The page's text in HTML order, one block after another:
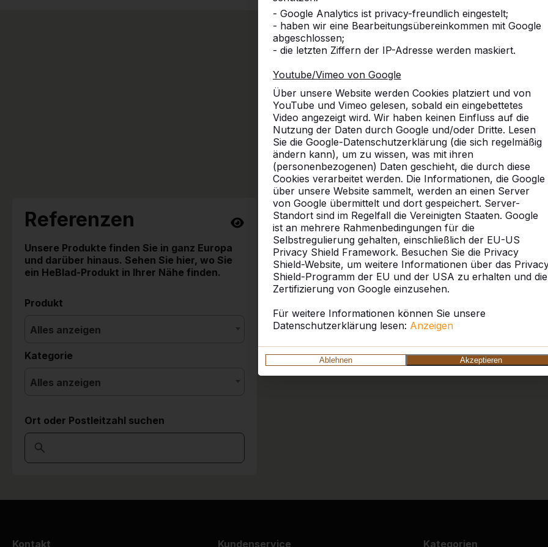
- Google Analytics ist privacy-freundlich eingestelt;
- haben wir eine Bearbeitungsübereinkommen mit Google
abgeschlossen;
- die letzten Ziffern der IP-Adresse werden maskiert.
Youtube/Vimeo von Google
Über unsere Website werden Cookies platziert und von
YouTube und Vimeo gelesen, sobald ein eingebettetes
Video angezeigt wird. Wir haben keinen Einfluss auf die
Nutzung der Daten durch Google und/oder Dritte. Lesen
Sie die Google-Datenschutzerklärung (die sich regelmäßig
ändern kann), um zu wissen, was mit ihren
(personenbezogenen) Daten geschieht, die durch diese
Cookies verarbeitet werden. Die Informationen, die Google
über unsere Website sammelt, werden an einen Server
von Google übermittelt und dort gespeichert. Server-
Standort sind im Regelfall die Vereinigten Staaten. Google
ist an mehrere Rahmenbedingungen für die
Selbstregulierung gehalten, einschließlich der EU-US
Privacy Shield Framework. Besuchen Sie die Privacy
Shield-Website, um weitere Informationen über das
Shield-Programm der EU und der USA zu erhalten und die
Zertifizierung von Google einzusehen.
Für weitere Informationen können Sie unsere
Datenschutzerklärung lesen: Anzeigen
Ablehnen Akzeptieren
dieses war die erste
Gabi Baxpehler
10
Die Tischgruppen stehen
sehr gut angenommen.
Picknicksets.
Grundschule
10
Wir sind ganz begeistert
Die Anlieferung war
bespielt. Tolle Produkte
zur Verfügung. So ist ein
Ortsgemeinde Stadtkyll
War alles Bestens.
Referenzen
Unsere Produkte finden Sie in ganz Europa
und darüber hinaus. Sehen Sie hier, wo Sie
ein HeBlad-Produkt in Ihrer Nähe finden.
Produkt
Alles anzeigen
Kategorie
Alles anzeigen
Ort oder Postleitzahl suchen
Kontakt Kundenservice Kategorien